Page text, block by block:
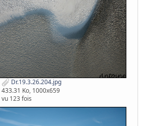
Dr.19.3.26.204.jpg
433.31 Ko, 1000x659
vu 123 fois